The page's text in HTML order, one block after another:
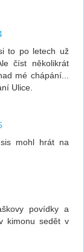
to po letech už
číst několikrát
mé chápání...
Ulice.
mohl hrát na
povídky a
kimonu sedět v